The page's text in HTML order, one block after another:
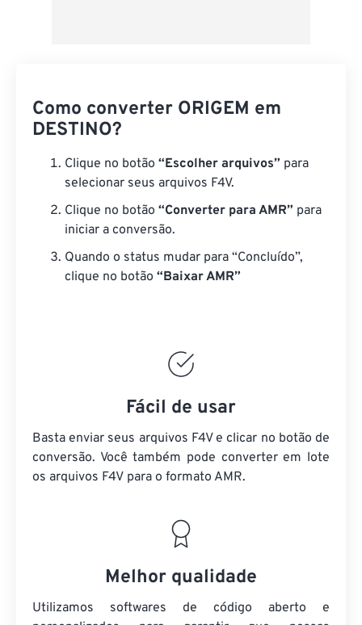
Como converter ORIGEM em
DESTINO?
Clique no botão “Escolher arquivos” para
selecionar seus arquivos F4V.
Clique no botão “Converter para AMR” para
iniciar a conversão.
Quando o status mudar para “Concluído”,
clique no botão “Baixar AMR”
Fácil de usar
Basta enviar seus arquivos F4V e clicar no botão de
conversão. Você também pode converter em lote
os arquivos F4V para o formato AMR.
Melhor qualidade
Utilizamos softwares de código aberto e